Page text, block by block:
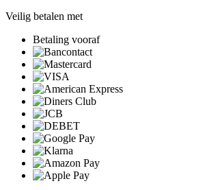
Veilig betalen met
Betaling vooraf